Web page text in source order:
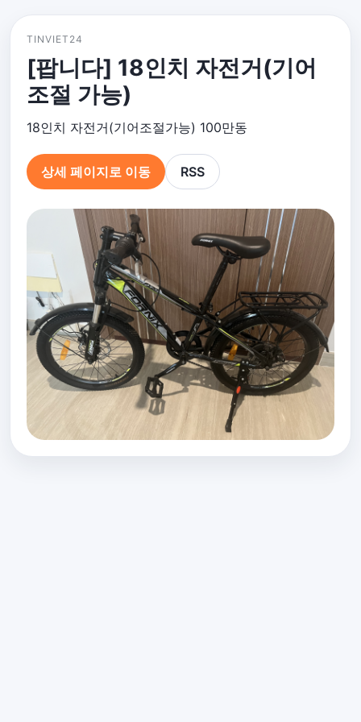
TINVIET24
[팝니다] 18인치 자전거(기어
조절 가능)
18인치 자전거(기어조절가능) 100만동
상세 페이지로 이동 RSS